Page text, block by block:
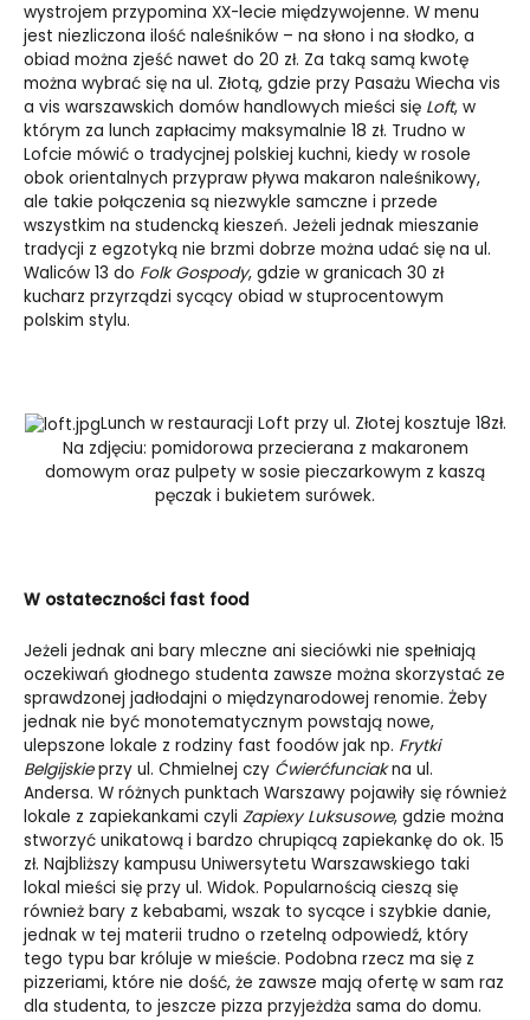
wystrojem przypomina XX-lecie międzywojenne. W menu
jest niezliczona ilość naleśników – na słono i na słodko, a
obiad można zjeść nawet do 20 zł. Za taką samą kwotę
można wybrać się na ul. Złotą, gdzie przy Pasażu Wiecha vis
a vis warszawskich domów handlowych mieści się Loft, w
którym za lunch zapłacimy maksymalnie 18 zł. Trudno w
Lofcie mówić o tradycjnej polskiej kuchni, kiedy w rosole
obok orientalnych przypraw pływa makaron naleśnikowy,
ale takie połączenia są niezwykle samczne i przede
wszystkim na studencką kieszeń. Jeżeli jednak mieszanie
tradycji z egzotyką nie brzmi dobrze można udać się na ul.
Waliców 13 do Folk Gospody, gdzie w granicach 30 zł
kucharz przyrządzi sycący obiad w stuprocentowym
polskim stylu.
Lunch w restauracji Loft przy ul. Złotej kosztuje 18zł.
Na zdjęciu: pomidorowa przecierana z makaronem
domowym oraz pulpety w sosie pieczarkowym z kaszą
pęczak i bukietem surówek.
W ostateczności fast food
Jeżeli jednak ani bary mleczne ani sieciówki nie spełniają
oczekiwań głodnego studenta zawsze można skorzystać ze
sprawdzonej jadłodajni o międzynarodowej renomie. Żeby
jednak nie być monotematycznym powstają nowe,
ulepszone lokale z rodziny fast foodów jak np. Frytki
Belgijskieprzy ul. Chmielnej czy Ćwierćfunciakna ul.
Andersa. W różnych punktach Warszawy pojawiły się również
lokale z zapiekankami czyli Zapiexy Luksusowe, gdzie można
stworzyć unikatową i bardzo chrupiącą zapiekankę do ok. 15
zł. Najbliższy kampusu Uniwersytetu Warszawskiego taki
lokal mieści się przy ul. Widok. Popularnością cieszą się
również bary z kebabami, wszak to sycące i szybkie danie,
jednak w tej materii trudno o rzetelną odpowiedź, który
tego typu bar króluje w mieście. Podobna rzecz ma się z
pizzeriami, które nie dość, że zawsze mają ofertę w sam raz
dla studenta, to jeszcze pizza przyjeżdża sama do domu.